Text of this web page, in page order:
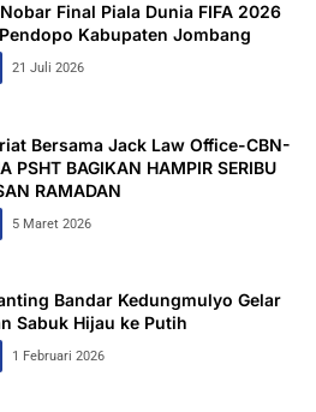
Final Piala Dunia FIFA 2026
Kabupaten Jombang
21 Juli 2026
Bersama Jack Law Office-CBN-
PSHT BAGIKAN HAMPIR SERIBU
RAMADAN
5 Maret 2026
Bandar Kedungmulyo Gelar
Sabuk Hijau ke Putih
1 Februari 2026